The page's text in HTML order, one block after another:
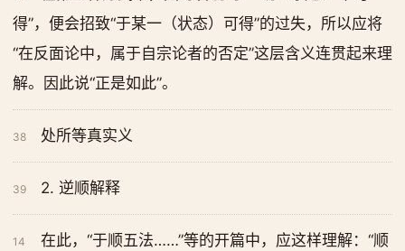
得”，便会招致“于某一（状态）可得”的过失，所以应将
“在反面论中，属于自宗论者的否定”这层含义连贯起来理
解。因此说“正是如此”。
38 处所等真实义
39 2. 逆顺解释
14
在此，“于顺五法……”等的开篇中，应这样理解：“顺